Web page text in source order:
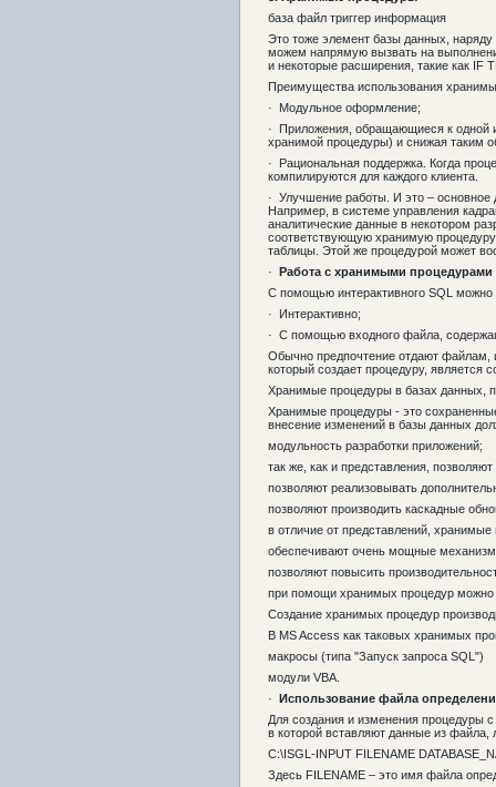
база файл триггер информация
Это тоже элемент базы данных,
можем напрямую вызвать на
и некоторые расширения, такие как IF
Преимущества использования
· Модульное оформление;
· Приложения, обращающиеся к одной
хранимой процедуры) и снижая таким
· Рациональная поддержка. Когда
компилируются для каждого клиента.
· Улучшение работы. И это – основное
Например, в системе управления
аналитические данные в некотором
соответствующую хранимую
таблицы. Этой же процедурой может
· Работа с хранимыми процедурами
С помощью интерактивного SQL можно
· Интерактивно;
· С помощью входного файла,
Обычно предпочтение отдают файлам,
который создает процедуру, является
Хранимые процедуры в базах данных,
Хранимые процедуры - это
внесение изменений в базы данных
модульность разработки приложений;
так же, как и представления,
позволяют реализовывать
позволяют производить каскадные
в отличие от представлений,
обеспечивают очень мощные
позволяют повысить
при помощи хранимых процедур можно
Создание хранимых процедур
В MS Access как таковых хранимых
макросы (типа "Запуск запроса SQL")
модули VBA.
· Использование файла
Для создания и изменения процедуры
в которой вставляют данные из
C:\ISGL-INPUT FILENAME
Здесь FILENAME – это имя файла